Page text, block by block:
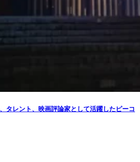
タレント、映画評論家として活躍したピーコ